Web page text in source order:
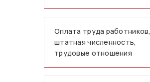
Оплата труда работников,
штатная численность,
трудовые отношения